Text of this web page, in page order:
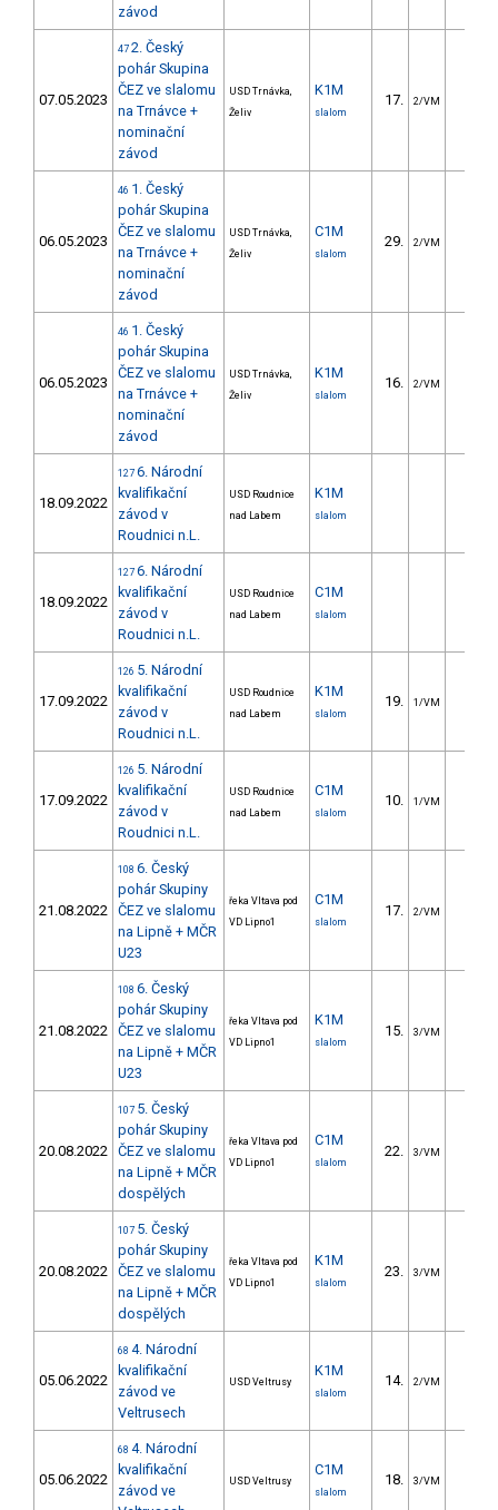
závod
07.05.2023
47 2. Český
pohár Skupina
ČEZ ve slalomu
na Trnávce +
nominační
závod
USD Trnávka,
Želiv
K1M
slalom
17. 2/VM
06.05.2023
46 1. Český
pohár Skupina
ČEZ ve slalomu
na Trnávce +
nominační
závod
USD Trnávka,
Želiv
C1M
slalom
29. 2/VM
06.05.2023
46 1. Český
pohár Skupina
ČEZ ve slalomu
na Trnávce +
nominační
závod
USD Trnávka,
Želiv
K1M
slalom
16. 2/VM
18.09.2022
127 6. Národní
kvalifikační
závod v
Roudnici n.L.
USD Roudnice
nad Labem
K1M
slalom
18.09.2022
127 6. Národní
kvalifikační
závod v
Roudnici n.L.
USD Roudnice
nad Labem
C1M
slalom
17.09.2022
126 5. Národní
kvalifikační
závod v
Roudnici n.L.
USD Roudnice
nad Labem
K1M
slalom
19. 1/VM
17.09.2022
126 5. Národní
kvalifikační
závod v
Roudnici n.L.
USD Roudnice
nad Labem
C1M
slalom
10. 1/VM
21.08.2022
108 6. Český
pohár Skupiny
ČEZ ve slalomu
na Lipně + MČR
U23
řeka Vltava pod
VD Lipno1
C1M
slalom
17. 2/VM
21.08.2022
108 6. Český
pohár Skupiny
ČEZ ve slalomu
na Lipně + MČR
U23
řeka Vltava pod
VD Lipno1
K1M
slalom
15. 3/VM
20.08.2022
107 5. Český
pohár Skupiny
ČEZ ve slalomu
na Lipně + MČR
dospělých
řeka Vltava pod
VD Lipno1
C1M
slalom
22. 3/VM
20.08.2022
107 5. Český
pohár Skupiny
ČEZ ve slalomu
na Lipně + MČR
dospělých
řeka Vltava pod
VD Lipno1
K1M
slalom
23. 3/VM
05.06.2022
68 4. Národní
kvalifikační
závod ve
Veltrusech
USD Veltrusy
K1M
slalom
14. 2/VM
05.06.2022
68 4. Národní
kvalifikační
závod ve
USD Veltrusy
C1M
slalom
18. 3/VM